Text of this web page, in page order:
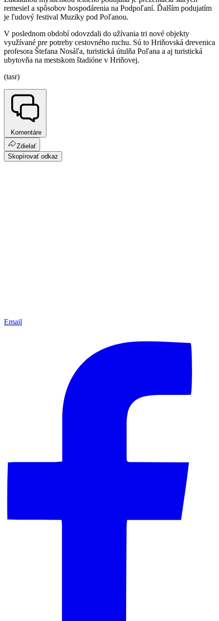
remesiel a spôsobov hospodárenia na Podpoľaní. Ďalším podujatím
je ľudový festival Muziky pod Poľanou.
V poslednom období odovzdali do užívania tri nové objekty
využívané pre potreby cestovného ruchu. Sú to Hriňovská drevenica
profesora Štefana Nosáľa, turistická útulňa Poľana a aj turistická
ubytovňa na mestskom štadióne v Hriňovej.
(tasr)
Komentáre
Zdielať
Skopírovať odkaz
Email